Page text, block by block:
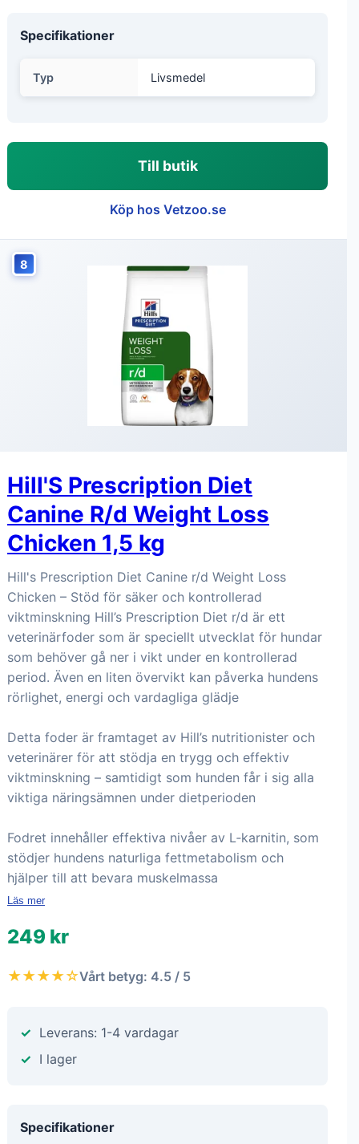
Specifikationer
Typ Livsmedel
Till butik
Köp hos Vetzoo.se
8
Hill'S Prescription Diet
Canine R/d Weight Loss
Chicken 1,5 kg
Hill's Prescription Diet Canine r/d Weight Loss
Chicken – Stöd för säker och kontrollerad
viktminskning Hill’s Prescription Diet r/d är ett
veterinärfoder som är speciellt utvecklat för hundar
som behöver gå ner i vikt under en kontrollerad
period. Även en liten övervikt kan påverka hundens
rörlighet, energi och vardagliga glädje
Detta foder är framtaget av Hill’s nutritionister och
veterinärer för att stödja en trygg och effektiv
viktminskning – samtidigt som hunden får i sig alla
viktiga näringsämnen under dietperioden
Fodret innehåller effektiva nivåer av L‑karnitin, som
stödjer hundens naturliga fettmetabolism och
hjälper till att bevara muskelmassa
Läs mer
249 kr
★★★★☆Vårt betyg: 4.5 / 5
Leverans: 1-4 vardagar
I lager
Specifikationer